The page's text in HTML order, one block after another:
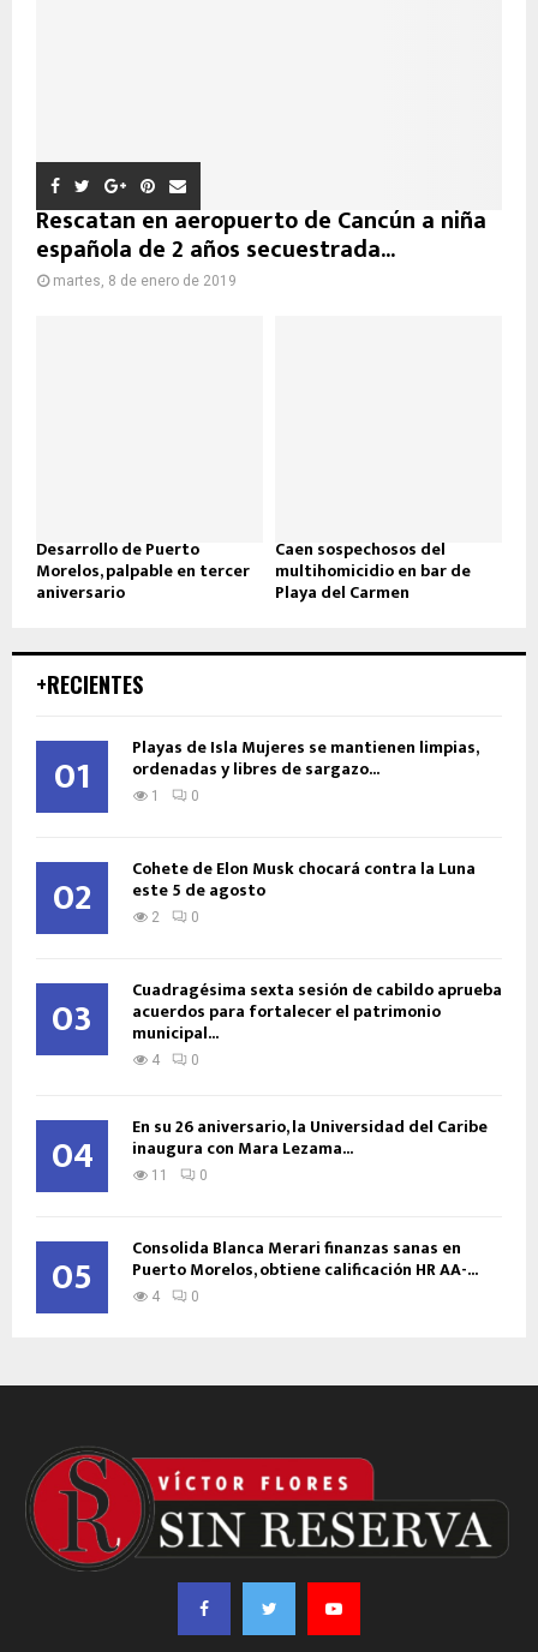
Rescatan en aeropuerto de Cancún a niña
española de 2 años secuestrada...
martes, 8 de enero de 2019
Desarrollo de Puerto
Morelos, palpable en tercer
aniversario
Caen sospechosos del
multihomicidio en bar de
Playa del Carmen
+RECIENTES
01 Playas de Isla Mujeres se mantienen limpias,
ordenadas y libres de sargazo...
1 0
02 Cohete de Elon Musk chocará contra la Luna
este 5 de agosto
2 0
03 Cuadragésima sexta sesión de cabildo aprueba
acuerdos para fortalecer el patrimonio
municipal...
4 0
04 En su 26 aniversario, la Universidad del Caribe
inaugura con Mara Lezama...
11 0
05 Consolida Blanca Merari finanzas sanas en
Puerto Morelos, obtiene calificación HR AA-...
4 0